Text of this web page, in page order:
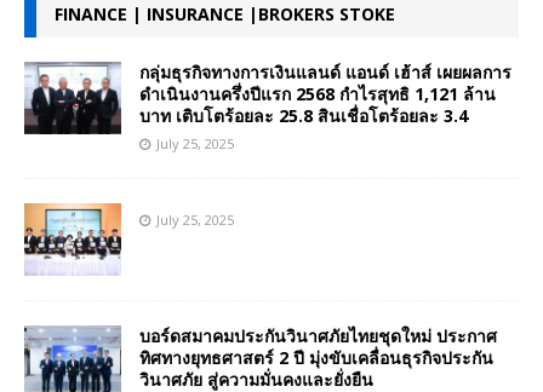
FINANCE | INSURANCE |BROKERS STOKE
กลุ่มธุรกิจทางการเงินแลนด์ แอนด์ เฮ้าส์ เผยผลการ
ดำเนินงานครึ่งปีแรก 2568 กำไรสุทธิ 1,121 ล้าน
บาท เติบโตร้อยละ 25.8 สินเชื่อโตร้อยละ 3.4
July 25, 2025
July 25, 2025
บอร์ดสมาคมประกันวินาศภัยไทยชุดใหม่ ประกาศ
ทิศทางยุทธศาสตร์ 2 ปี มุ่งขับเคลื่อนธุรกิจประกัน
วินาศภัย สู่ความมั่นคงและยั่งยืน